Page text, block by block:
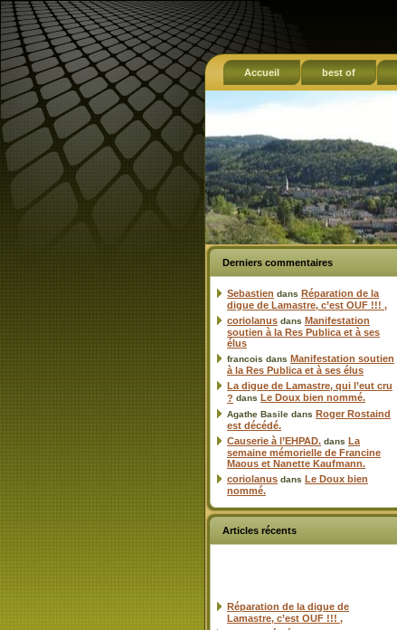
Accueil best of
Derniers commentaires
Sebastien dans Réparation de la
digue de Lamastre, c’est OUF !!! ,
coriolanus dans Manifestation
soutien à la Res Publica et à ses
élus
francois dans Manifestation soutien
à la Res Publica et à ses élus
La digue de Lamastre, qui l’eut cru
? dans Le Doux bien nommé.
Agathe Basile dans Roger Rostaind
est décédé.
Causerie à l’EHPAD. dans La
semaine mémorielle de Francine
Maous et Nanette Kaufmann.
coriolanus dans Le Doux bien
nommé.
Articles récents
Réparation de la digue de
Lamastre, c’est OUF !!! ,